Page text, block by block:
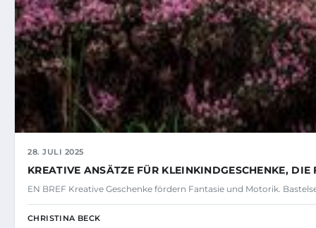
28. JULI 2025
KREATIVE ANSÄTZE FÜR KLEINKINDGESCHENKE, DIE
EN BREF Kreative Geschenke fördern Fantasie und Motorik.
CHRISTINA BECK